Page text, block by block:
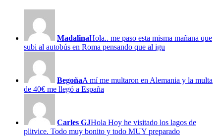
MadalinaHola.. me paso esta misma mañana que
subi al autobús en Roma pensando que al igu
BegoñaA mí me multaron en Alemania y la multa
de 40€ me llegó a España
Carles GJHola Hoy he visitado los lagos de
plitvice. Todo muy bonito y todo MUY preparado